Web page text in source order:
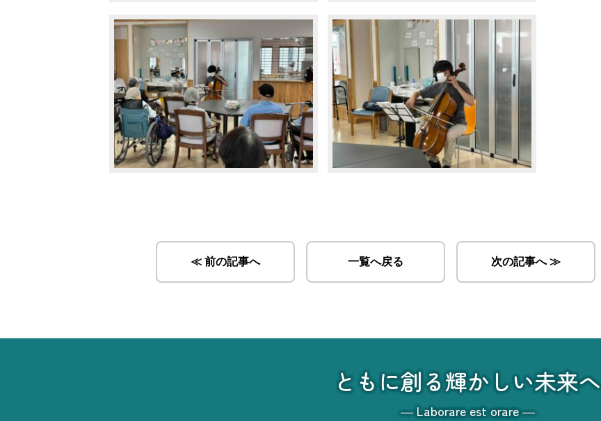
≪ 前の記事へ 一覧へ戻る 次の記事へ ≫
ともに創る輝かしい未来へ
― Laborare est orare ―